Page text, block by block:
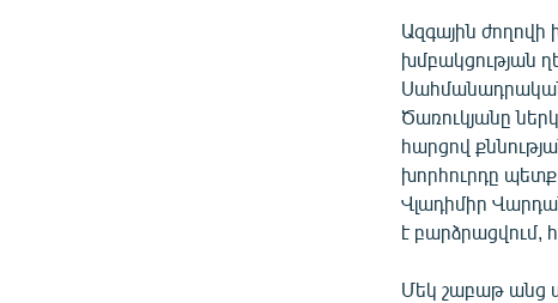
Ազգային
խմբակցության
Սահմանադրական
Ծառուկյանը
հարցով
խորհուրդը
Վլադիմիր
է բարձրացվում,
Մեկ շաբաթ անց